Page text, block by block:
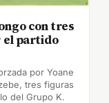
con tres
el partido
por Yoane
tres figuras
del Grupo K.